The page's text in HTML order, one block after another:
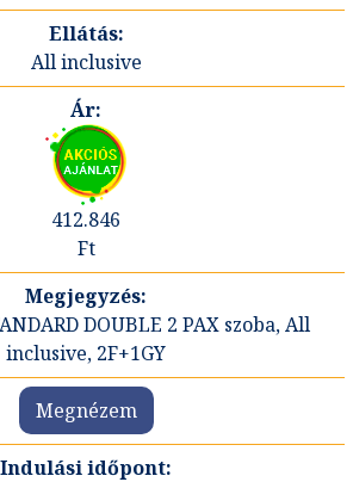
All inclusive
412.846
Ft
DOUBLE 2 PAX szoba, All
inclusive, 2F+1GY
Megnézem